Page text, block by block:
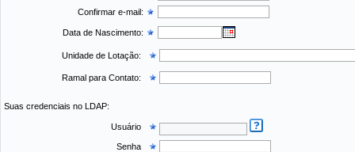
Confirmar e-mail:
Data de Nascimento:
Unidade de Lotação:
Ramal para Contato:
Suas credenciais no LDAP:
Usuário
Senha